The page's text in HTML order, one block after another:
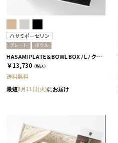
ハサミポーセリン
プレート ボウル
HASAMI PLATE＆BOWL BOX / L / クリア［ハサミポーセリン］
￥13,730 （税込）
送料無料
最短8月11日(火)にお届け